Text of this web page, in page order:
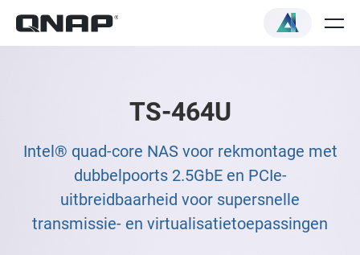
TS-464U
Intel® quad-core NAS voor rekmontage met
dubbelpoorts 2.5GbE en PCIe-
uitbreidbaarheid voor supersnelle
transmissie- en virtualisatietoepassingen